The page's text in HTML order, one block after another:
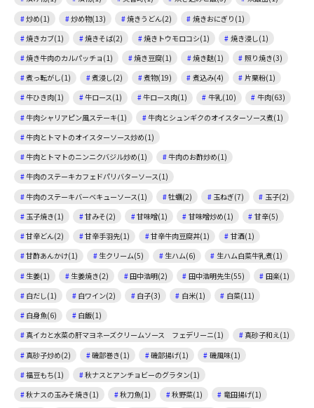
炒め(1)
炒め物(13) 焼きうどん(2)
焼きおにぎり(1)
焼きカブ(1)
焼きそば(2) 焼きトウモロコシ(1)
焼き浸し(1)
焼き牛肉のカルパッチョ(1)
焼き豆腐(1) 焼き麩(1)
照り焼き(3)
煮っ転がし(1)
煮浸し(2) 煮物(19) 煮込み(4)
片栗粉(1)
牛ひき肉(1)
牛ロース(1) 牛ロース肉(1) 牛乳(10)
牛肉(63)
牛肉シャリアピン風ステーキ(1)
牛肉とシュンギクのオイスターソース煮(1)
牛肉とトマトのオイスターソース炒め(1)
牛肉とトマトのニンニクバジル炒め(1)
牛肉のお酢炒め(1)
牛肉のステーキカフェドパリバターソース(1)
牛肉のステーキバーベキューソース(1)
牡蠣(2) 玉ねぎ(7)
玉子(2)
玉子焼き(1)
甘みそ(2) 甘味噌(1) 甘味噌炒め(1)
甘辛(5)
甘辛どん(2)
甘辛手羽先(1) 甘辛牛肉豆腐丼(1)
甘酒(1)
甘酢あんかけ(1)
生クリーム(5) 生ハム(6)
生ハム白菜牛乳煮(1)
生姜(1)
生姜焼き(2) 田中浩明(2) 田中浩明先生(55)
田楽(1)
白だし(1)
白ワイン(2) 白子(3) 白米(1)
白菜(11)
白身魚(6)
白飯(1)
真イカと水菜の肝マヨネーズクリームソース フェデリーニ(1)
真砂子和え(1)
真砂子炒め(2)
磯部巻き(1) 磯部揚げ(1)
磯風味(1)
福豆もち(1)
秋ナスとアンチョビーのグラタン(1)
秋ナスの玉みそ焼き(1)
秋刀魚(1) 秋野菜(1)
竜田揚げ(1)